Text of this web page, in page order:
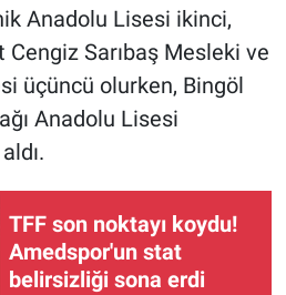
Anadolu Lisesi ikinci,
Cengiz Sarıbaş Mesleki ve
üçüncü olurken, Bingöl
Anadolu Lisesi
TFF son noktayı koydu!
Amedspor'un stat
belirsizliği sona erdi